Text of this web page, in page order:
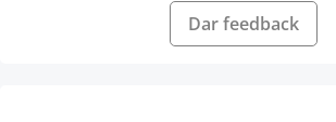
Dar feedback